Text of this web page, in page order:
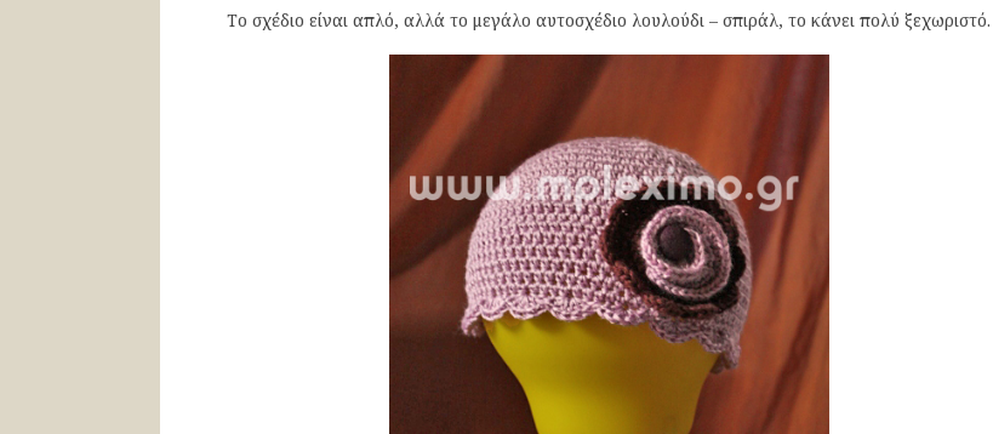
Το σχέδιο είναι απλό, αλλά το μεγάλο αυτοσχέδιο λουλούδι – σπιράλ, το κάνει πολύ ξεχωριστό.